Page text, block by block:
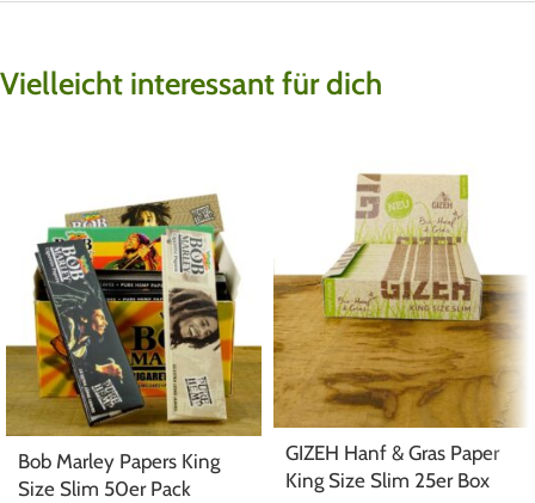
Vielleicht interessant für dich
Bob Marley Papers King
Size Slim 50er Pack
GIZEH Hanf & Gras Paper
King Size Slim 25er Box